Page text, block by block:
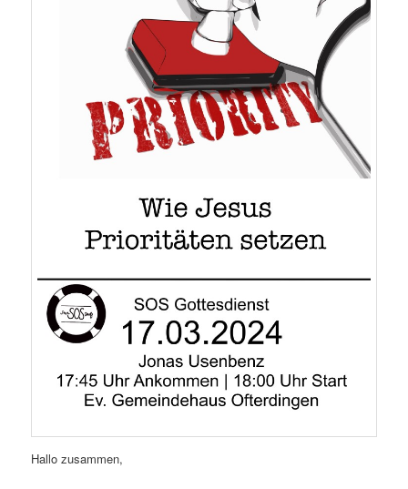
Hallo zusammen,